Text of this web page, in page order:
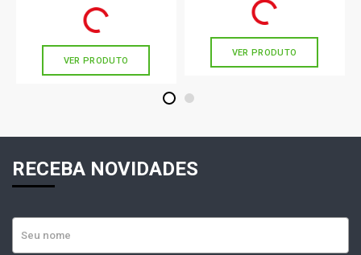
em até 8x de
VER PRODUTO
em até 2x de
VER PRODUTO
1 2
RECEBA NOVIDADES